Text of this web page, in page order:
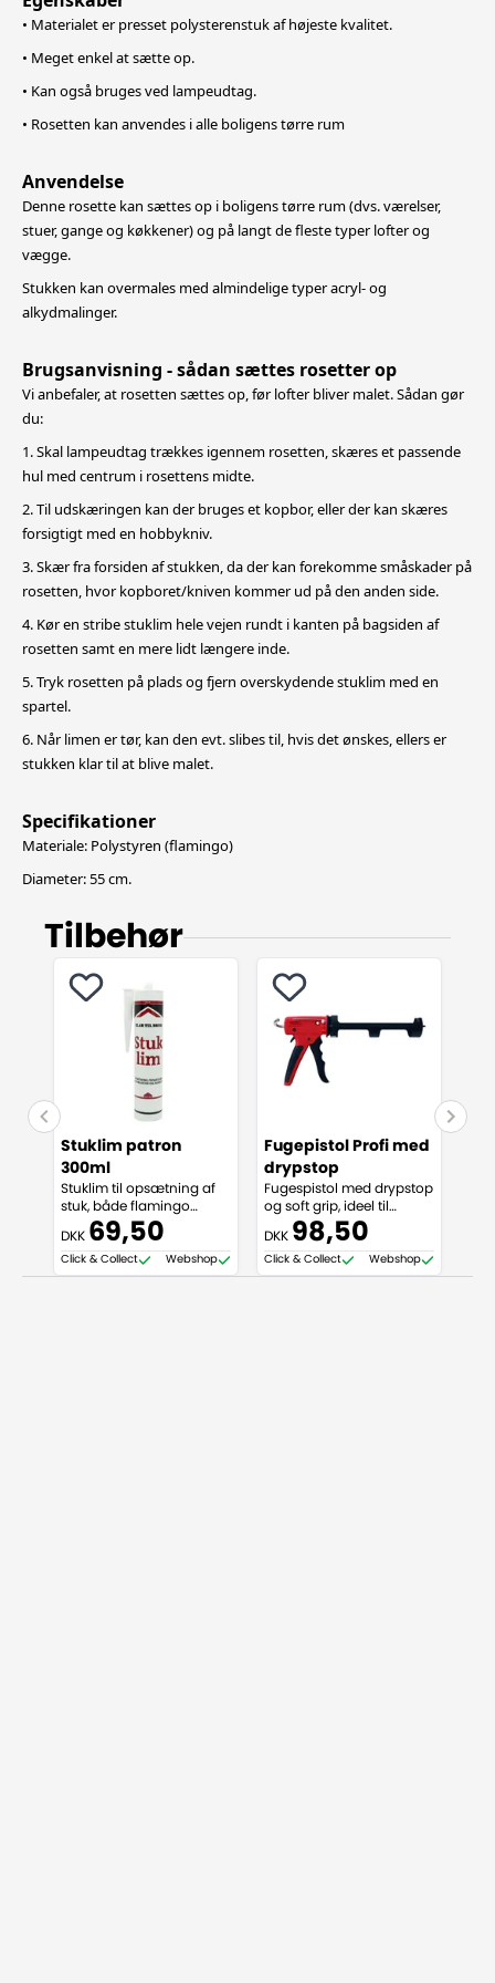
• Materialet er presset polysterenstuk af højeste kvalitet.
• Meget enkel at sætte op.
• Kan også bruges ved lampeudtag.
• Rosetten kan anvendes i alle boligens tørre rum
Anvendelse
Denne rosette kan sættes op i boligens tørre rum (dvs. værelser,
stuer, gange og køkkener) og på langt de fleste typer lofter og
vægge.
Stukken kan overmales med almindelige typer acryl- og
alkydmalinger.
Brugsanvisning - sådan sættes rosetter op
Vi anbefaler, at rosetten sættes op, før lofter bliver malet. Sådan gør
du:
1. Skal lampeudtag trækkes igennem rosetten, skæres et passende
hul med centrum i rosettens midte.
2. Til udskæringen kan der bruges et kopbor, eller der kan skæres
forsigtigt med en hobbykniv.
3. Skær fra forsiden af stukken, da der kan forekomme småskader på
rosetten, hvor kopboret/kniven kommer ud på den anden side.
4. Kør en stribe stuklim hele vejen rundt i kanten på bagsiden af
rosetten samt en mere lidt længere inde.
5. Tryk rosetten på plads og fjern overskydende stuklim med en
spartel.
6. Når limen er tør, kan den evt. slibes til, hvis det ønskes, ellers er
stukken klar til at blive malet.
Specifikationer
Materiale: Polystyren (flamingo)
Diameter: 55 cm.
Tilbehør
Stuklim patron
300ml
Stuklim til opsætning af
stuk, både flamingo
(polystyren) og PU
(polyurethan)
DKK 69,50
Click & Collect Webshop
Fugepistol Profi med
drypstop
Fugespistol med drypstop
og soft grip, ideel til
påføring af fugemasse.
DKK 98,50
Click & Collect Webshop